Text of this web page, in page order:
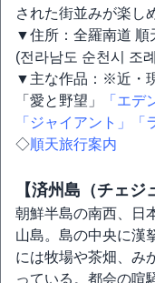
された街並みが楽し
▼住所：全羅南道 順
(전라남도 순천시 조
▼主な作品：※近・
「愛と野望」
「エデ
「ジャイアント」
「
◇順天旅行案内
【済州島（チェジ
朝鮮半島の南西、日
山島。島の中央に漢
には牧場や茶畑、み
っている。都会の喧